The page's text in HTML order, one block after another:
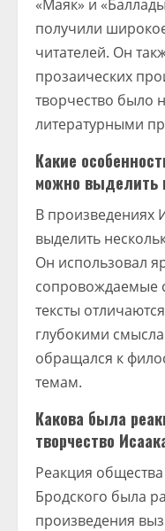
«Маяк» и
получили
читателей. Он
прозаических
творчество было
литературными
Какие
можно выделить
В произведениях
выделить
Он использовал
сопровождаемые
тексты
глубокими
обращался к
темам.
Какова была
творчество
Реакция
Бродского была
произведения